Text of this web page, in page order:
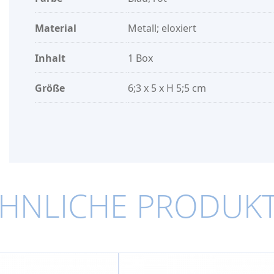
Material Metall; eloxiert
Inhalt 1 Box
Größe 6;3 x 5 x H 5;5 cm